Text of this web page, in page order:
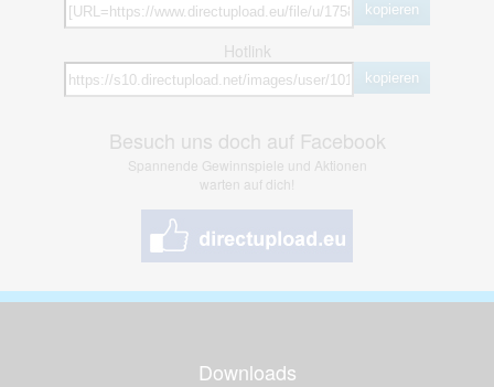
kopieren
Hotlink
kopieren
Besuch uns doch auf Facebook
Spannende Gewinnspiele und Aktionen
warten auf dich!
Downloads